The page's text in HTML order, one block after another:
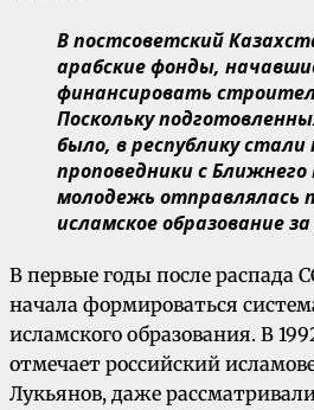
В постсоветский
арабские фонды,
финансировать
Поскольку
было, в республику
проповедники с Ближнего
молодежь отправлялась
исламское образование
В первые годы после распада
начала формироваться
исламского образования. В
отмечает российский
Лукьянов, даже